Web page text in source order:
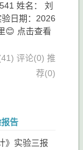
姓名： 刘
日期：2026
😊 点击查看
评论(0) 推
荐(0)
告
》实验三报